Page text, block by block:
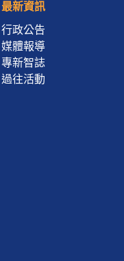
最新資訊
行政公告
媒體報導
專新智誌
過往活動